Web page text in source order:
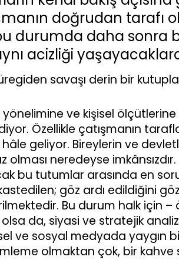
doğrudan tarafı
durumda daha sonra
acizliği
savaşı derin bir
ve kişisel
Özellikle çatışmanın
geliyor. Bireylerin ve
neredeyse
bu tutumlar arasında en
göz ardı edildiğini
Bu durum halk için –
da, siyasi ve stratejik
ve sosyal medyada
olmaktan çok, bir kahve